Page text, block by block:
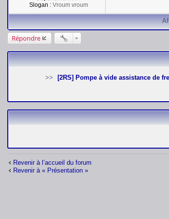
Slogan : Vroum vroum
Répondre
[2RS] Pompe à vide assistance de
Revenir à l’accueil du forum
Revenir à « Présentation »